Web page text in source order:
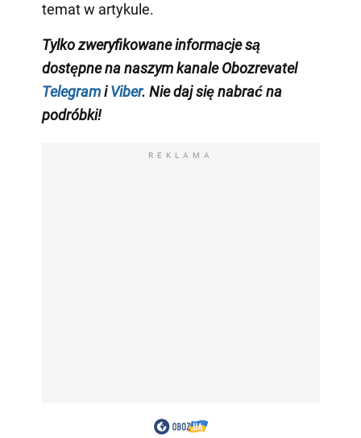
temat w artykule.
Tylko zweryfikowane informacje są
dostępne na naszym kanale Obozrevatel
TelegramiViber. Nie daj się nabrać na
podróbki!
REKLAMA